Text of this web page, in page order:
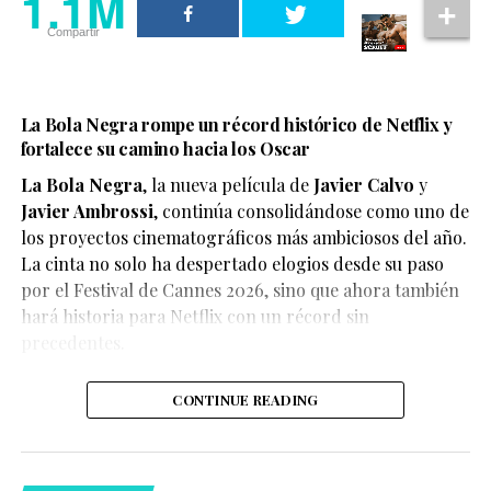
Según el medio estadounidense, Marvel Studios realizó
para interpretar al líder de los mutantes en el esperado
reinicio de la franquicia.
Compartir
La Bola Negra rompe un récord histórico de Netflix y
fortalece su camino hacia los Oscar
La Bola Negra, la nueva película de Javier Calvo y
Javier Ambrossi, continúa consolidándose como uno de
los proyectos cinematográficos más ambiciosos del año.
La cinta no solo ha despertado elogios desde su paso
por el Festival de Cannes 2026, sino que ahora también
hará historia para Netflix con un récord sin
CONTINUE READING